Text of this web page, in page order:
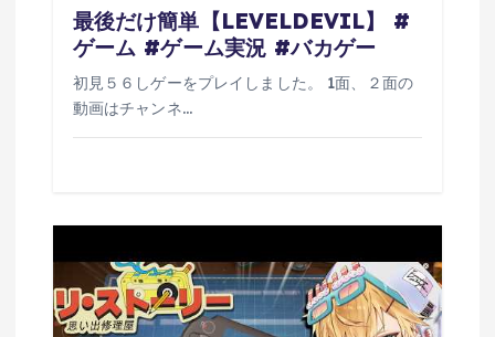
最後だけ簡単【LEVELDEVIL】 #
ゲーム #ゲーム実況 #バカゲー
初見５６しゲーをプレイしました。 1面、２面の
動画はチャンネ…